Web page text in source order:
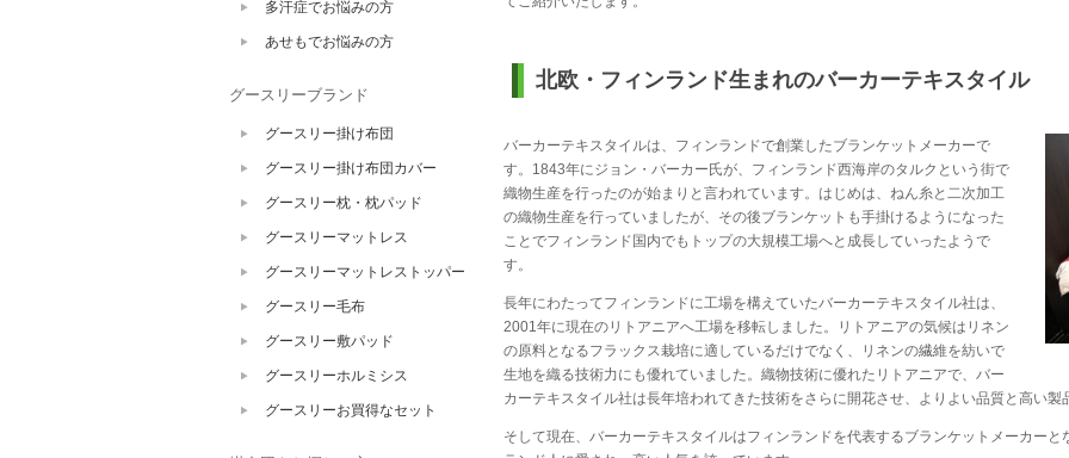
北欧・フィンランド生まれのバーカーテキスタイル
バーカーテキスタイルは、フィンランドで創業したブランケットメーカーで
す。1843年にジョン・バーカー氏が、フィンランド西海岸のタルクという街で
織物生産を行ったのが始まりと言われています。はじめは、ねん糸と二次加工
の織物生産を行っていましたが、その後ブランケットも手掛けるようになった
ことでフィンランド国内でもトップの大規模工場へと成長していったようで
す。
長年にわたってフィンランドに工場を構えていたバーカーテキスタイル社は、
2001年に現在のリトアニアへ工場を移転しました。リトアニアの気候はリネン
の原料となるフラックス栽培に適しているだけでなく、リネンの繊維を紡いで
生地を織る技術力にも優れていました。織物技術に優れたリトアニアで、バー
カーテキスタイル社は長年培われてきた技術をさらに開花させ、よりよい品質と高い製
そして現在、バーカーテキスタイルはフィンランドを代表するブランケットメーカー
多汗症でお悩みの方
あせもでお悩みの方
グースリーブランド
グースリー掛け布団
グースリー掛け布団カバー
グースリー枕・枕パッド
グースリーマットレス
グースリーマットレストッパー
グースリー毛布
グースリー敷パッド
グースリーホルミシス
グースリーお買得なセット